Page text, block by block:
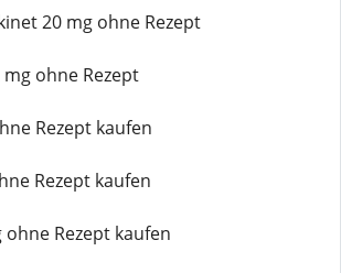
20 mg ohne Rezept
mg ohne Rezept
Rezept kaufen
Rezept kaufen
Rezept kaufen